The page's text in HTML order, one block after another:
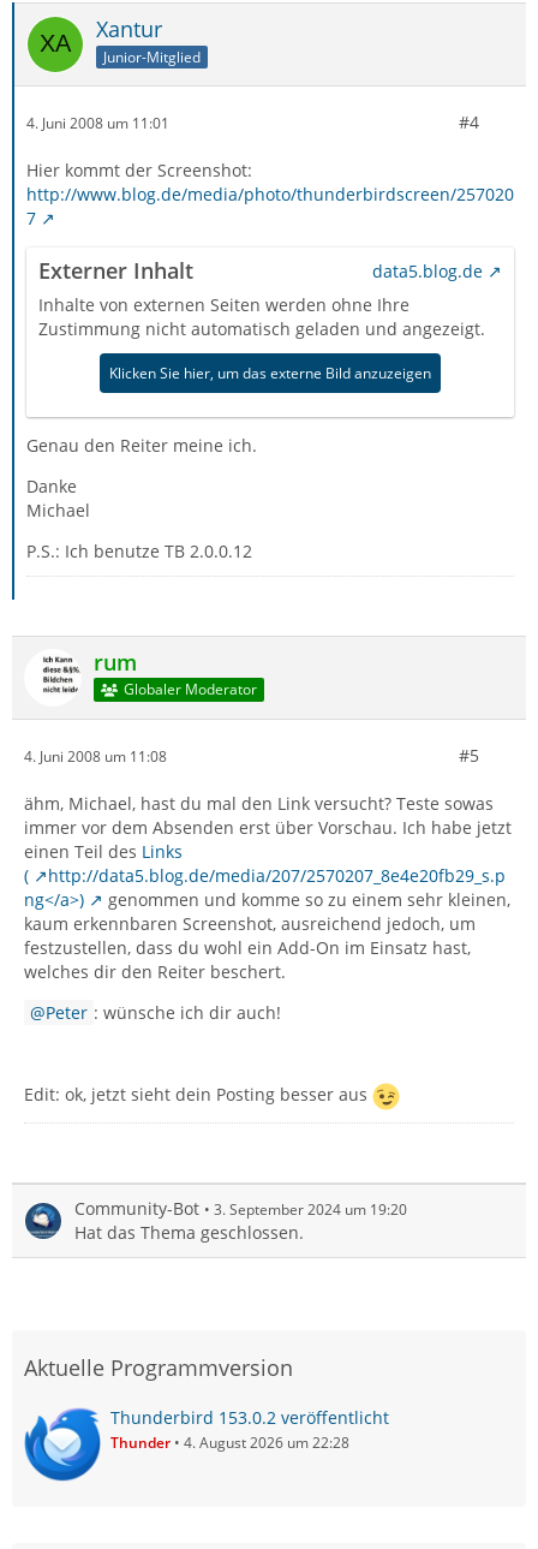
Xantur
Junior-Mitglied
4. Juni 2008 um 11:01 #4
Hier kommt der Screenshot:
http://www.blog.de/media/photo/thunderbirdscreen/257020
7
Externer Inhalt
data5.blog.de
Inhalte von externen Seiten werden ohne Ihre
Zustimmung nicht automatisch geladen und angezeigt.
Klicken Sie hier, um das externe Bild anzuzeigen
Genau den Reiter meine ich.
Danke
Michael
P.S.: Ich benutze TB 2.0.0.12
rum
Globaler Moderator
4. Juni 2008 um 11:08 #5
ähm, Michael, hast du mal den Link versucht? Teste sowas
immer vor dem Absenden erst über Vorschau. Ich habe jetzt
einen Teil des Links
(
http://data5.blog.de/media/207/2570207_8e4e20fb29_s.p
ng</a>)
genommen und komme so zu einem sehr kleinen,
kaum erkennbaren Screenshot, ausreichend jedoch, um
festzustellen, dass du wohl ein Add-On im Einsatz hast,
welches dir den Reiter beschert.
Peter : wünsche ich dir auch!
Edit: ok, jetzt sieht dein Posting besser aus
Community-Bot 3. September 2024 um 19:20
Hat das Thema geschlossen.
Aktuelle Programmversion
Thunderbird 153.0.2 veröffentlicht
Thunder 4. August 2026 um 22:28